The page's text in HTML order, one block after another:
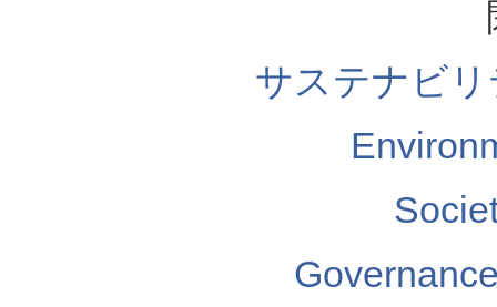
サステナビ